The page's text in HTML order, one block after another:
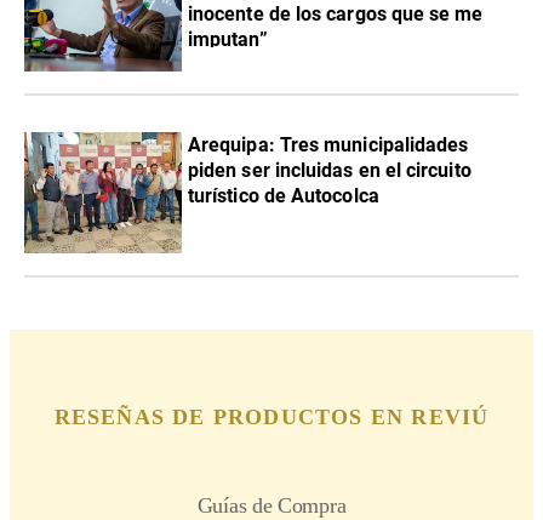
inocente de los cargos que se me
imputan”
Arequipa: Tres municipalidades
piden ser incluidas en el circuito
turístico de Autocolca